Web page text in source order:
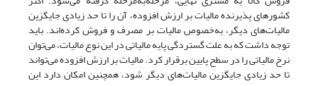
کشورهای پذیرنده مالیات بر ارزش افزوده، آن را تا حد زیادی جایگزین
مالیات‌های دیگر، به‌خصوص مالیات‌ بر مصرف و فروش کرده‌اند. باید
توجه داشت که به علت گستردگی پایه مالیاتی در این نوع مالیات، می‌توان
نرخ مالیاتی را در سطح پایین برقرار کرد. مالیات بر ارزش افزوده می‌تواند
تا حد زیادی جایگزین مالیات‌های دیگر شود، همچنین امکان دارد این